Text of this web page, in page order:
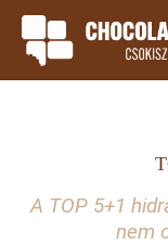
A TOP 5+1
nem